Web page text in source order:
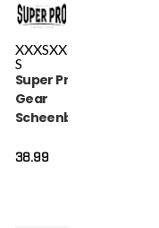
XXXSXX
S
Super Pro Combat
Gear
Scheenbeschermer
Zwart / Wit
38.99